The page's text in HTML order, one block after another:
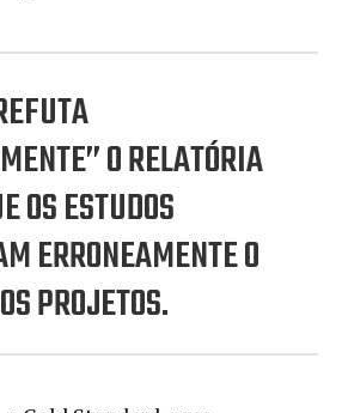
O RELATÓRIA
OS ESTUDOS
ERRONEAMENTE O
PROJETOS.